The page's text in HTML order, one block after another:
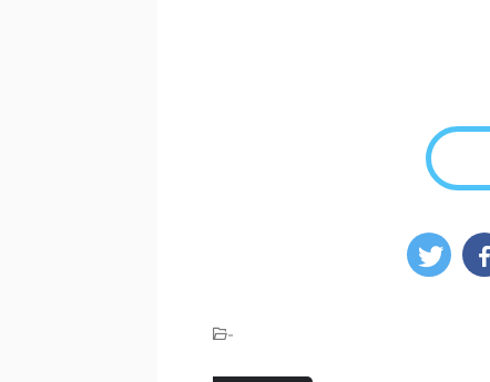
-